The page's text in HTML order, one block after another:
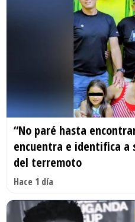
“No paré hasta
encuentra e identifica a
del terremoto
Hace 1 día